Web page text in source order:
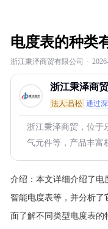
电度表的种类
浙江秉泽商贸有限公司 ·
浙江秉泽商
法人:吕松 通过
浙江秉泽商贸，位于
气元件等，产品丰富
介绍： 本文详细介绍了电
智能电度表等，并分析
面了解不同类型电度表的